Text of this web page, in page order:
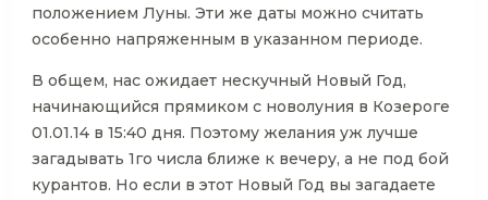
положением Луны. Эти же даты можно считать
особенно напряженным в указанном периоде.
В общем, нас ожидает нескучный Новый Год,
начинающийся прямиком с новолуния в Козероге
01.01.14 в 15:40 дня. Поэтому желания уж лучше
загадывать 1го числа ближе к вечеру, а не под бой
курантов. Но если в этот Новый Год вы загадаете